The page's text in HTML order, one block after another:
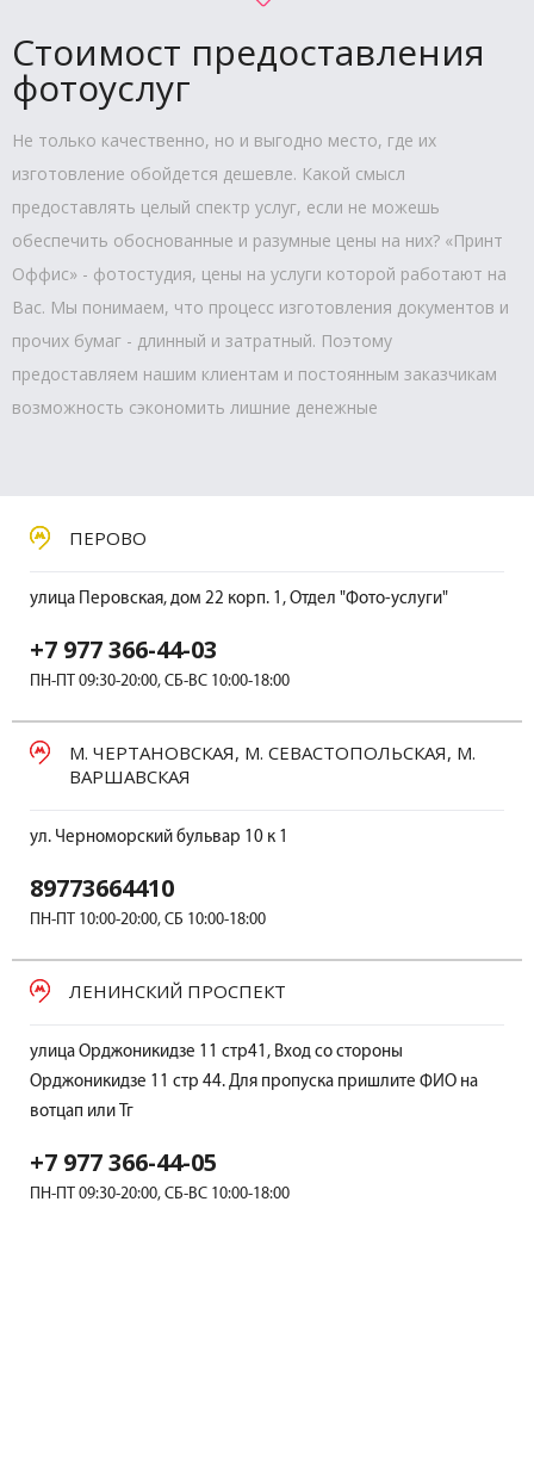
Стоимост предоставления
фотоуслуг
Не только качественно, но и выгодно место, где их
изготовление обойдется дешевле. Какой смысл
предоставлять целый спектр услуг, если не можешь
обеспечить обоснованные и разумные цены на них? «Принт
Оффис» - фотостудия, цены на услуги которой работают на
Вас. Мы понимаем, что процесс изготовления документов и
прочих бумаг - длинный и затратный. Поэтому
предоставляем нашим клиентам и постоянным заказчикам
возможность сэкономить лишние денежные
ПЕРОВО
улица Перовская, дом 22 корп. 1, Отдел "Фото-услуги"
+7 977 366-44-03
ПН-ПТ 09:30-20:00, СБ-ВС 10:00-18:00
М. ЧЕРТАНОВСКАЯ, М. СЕВАСТОПОЛЬСКАЯ, М.
ВАРШАВСКАЯ
ул. Черноморский бульвар 10 к 1
89773664410
ПН-ПТ 10:00-20:00, СБ 10:00-18:00
ЛЕНИНСКИЙ ПРОСПЕКТ
улица Орджоникидзе 11 стр41, Вход со стороны
Орджоникидзе 11 стр 44. Для пропуска пришлите ФИО на
вотцап или Тг
+7 977 366-44-05
ПН-ПТ 09:30-20:00, СБ-ВС 10:00-18:00